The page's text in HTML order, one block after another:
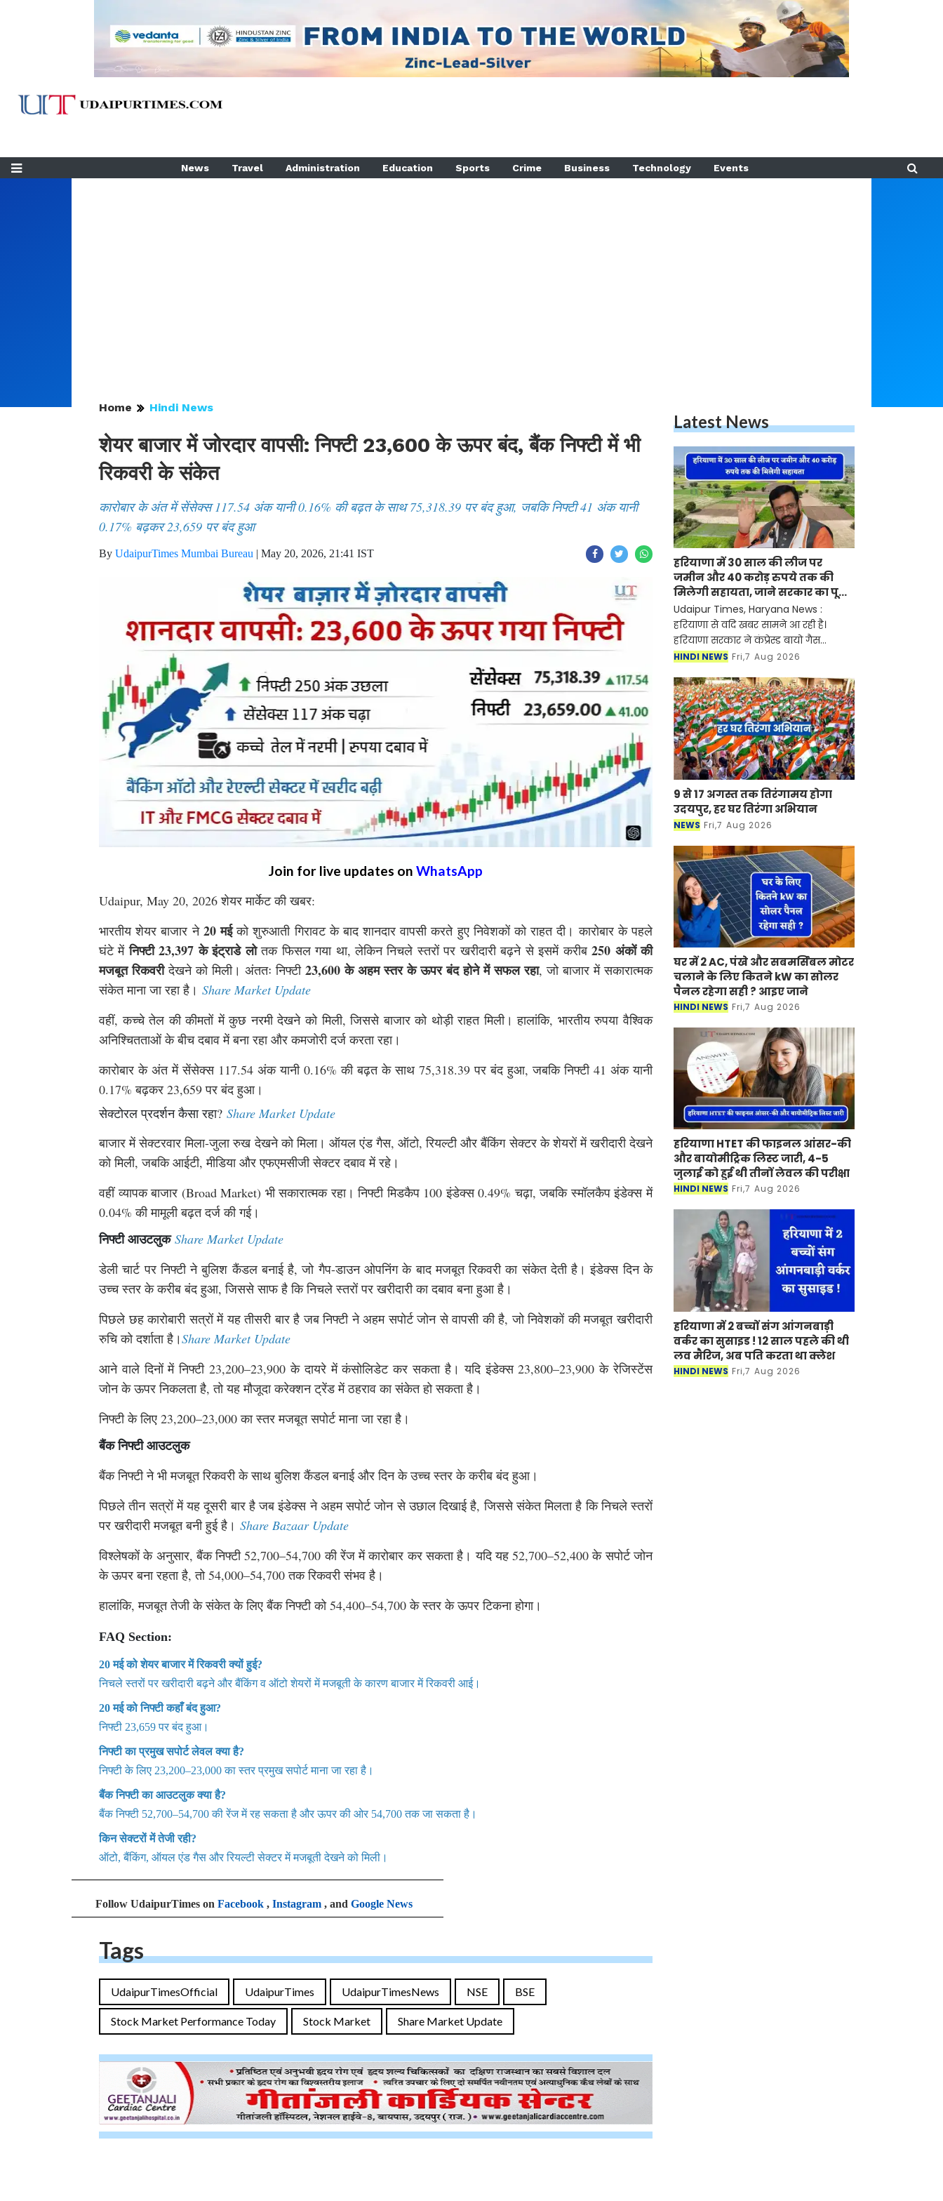
News Travel Administration Education Sports Crime Business Technology Events
Home Hindi News
शेयर बाजार में जोरदार वापसी: निफ्टी 23,600 के ऊपर बंद, बैंक निफ्टी में भी
रिकवरी के संकेत
कारोबार के अंत में सेंसेक्स 117.54 अंक यानी 0.16% की बढ़त के साथ 75,318.39 पर बंद हुआ, जबकि निफ्टी 41 अंक यानी
0.17% बढ़कर 23,659 पर बंद हुआ
By UdaipurTimes Mumbai Bureau | May 20, 2026, 21:41 IST
Join for live updates on WhatsApp
Udaipur, May 20, 2026 शेयर मार्केट की खबर:
भारतीय शेयर बाजार ने 20 मईको शुरुआती गिरावट के बाद शानदार वापसी करते हुए निवेशकों को राहत दी। कारोबार के पहले
घंटे मेंनिफ्टी 23,397 के इंट्राडे लोतक फिसल गया था, लेकिन निचले स्तरों पर खरीदारी बढ़ने से इसमें करीब250 अंकों की
मजबूत रिकवरीदेखने को मिली। अंततः निफ्टी 23,600 के अहम स्तर के ऊपर बंद होने में सफल रहा, जो बाजार में सकारात्मक
संकेत माना जा रहा है। Share Market Update
वहीं, कच्चे तेल की कीमतों में कुछ नरमी देखने को मिली, जिससे बाजार को थोड़ी राहत मिली। हालांकि, भारतीय रुपया वैश्विक
अनिश्चितताओं के बीच दबाव में बना रहा और कमजोरी दर्ज करता रहा।
कारोबार के अंत में सेंसेक्स 117.54 अंक यानी 0.16% की बढ़त के साथ 75,318.39 पर बंद हुआ, जबकि निफ्टी 41 अंक यानी
0.17% बढ़कर 23,659 पर बंद हुआ।
सेक्टोरल प्रदर्शन कैसा रहा? Share Market Update
बाजार में सेक्टरवार मिला-जुला रुख देखने को मिला। ऑयल एंड गैस, ऑटो, रियल्टी और बैंकिंग सेक्टर के शेयरों में खरीदारी देखने
को मिली, जबकि आईटी, मीडिया और एफएमसीजी सेक्टर दबाव में रहे।
वहीं व्यापक बाजार (Broad Market) भी सकारात्मक रहा। निफ्टी मिडकैप 100 इंडेक्स 0.49% चढ़ा, जबकि स्मॉलकैप इंडेक्स में
0.04% की मामूली बढ़त दर्ज की गई।
निफ्टी आउटलुकShare Market Update
डेली चार्ट पर निफ्टी ने बुलिश कैंडल बनाई है, जो गैप-डाउन ओपनिंग के बाद मजबूत रिकवरी का संकेत देती है। इंडेक्स दिन के
उच्च स्तर के करीब बंद हुआ, जिससे साफ है कि निचले स्तरों पर खरीदारी का दबाव बना हुआ है।
पिछले छह कारोबारी सत्रों में यह तीसरी बार है जब निफ्टी ने अहम सपोर्ट जोन से वापसी की है, जो निवेशकों की मजबूत खरीदारी
रुचि को दर्शाता है।Share Market Update
आने वाले दिनों में निफ्टी 23,200–23,900 के दायरे में कंसोलिडेट कर सकता है। यदि इंडेक्स 23,800–23,900 के रेजिस्टेंस
जोन के ऊपर निकलता है, तो यह मौजूदा करेक्शन ट्रेंड में ठहराव का संकेत हो सकता है।
निफ्टी के लिए 23,200–23,000 का स्तर मजबूत सपोर्ट माना जा रहा है।
बैंक निफ्टी आउटलुक
बैंक निफ्टी ने भी मजबूत रिकवरी के साथ बुलिश कैंडल बनाई और दिन के उच्च स्तर के करीब बंद हुआ।
पिछले तीन सत्रों में यह दूसरी बार है जब इंडेक्स ने अहम सपोर्ट जोन से उछाल दिखाई है, जिससे संकेत मिलता है कि निचले स्तरों
पर खरीदारी मजबूत बनी हुई है। Share Bazaar Update
विश्लेषकों के अनुसार, बैंक निफ्टी 52,700–54,700 की रेंज में कारोबार कर सकता है। यदि यह 52,700–52,400 के सपोर्ट जोन
के ऊपर बना रहता है, तो 54,000–54,700 तक रिकवरी संभव है।
हालांकि, मजबूत तेजी के संकेत के लिए बैंक निफ्टी को 54,400–54,700 के स्तर के ऊपर टिकना होगा।
FAQ Section:
20 मई को शेयर बाजार में रिकवरी क्यों हुई?
निचले स्तरों पर खरीदारी बढ़ने और बैंकिंग व ऑटो शेयरों में मजबूती के कारण बाजार में रिकवरी आई।
20 मई को निफ्टी कहाँ बंद हुआ?
निफ्टी 23,659 पर बंद हुआ।
निफ्टी का प्रमुख सपोर्ट लेवल क्या है?
निफ्टी के लिए 23,200–23,000 का स्तर प्रमुख सपोर्ट माना जा रहा है।
बैंक निफ्टी का आउटलुक क्या है?
बैंक निफ्टी 52,700–54,700 की रेंज में रह सकता है और ऊपर की ओर 54,700 तक जा सकता है।
किन सेक्टरों में तेजी रही?
ऑटो, बैंकिंग, ऑयल एंड गैस और रियल्टी सेक्टर में मजबूती देखने को मिली।
Follow UdaipurTimes on Facebook , Instagram , and Google News
Tags
UdaipurTimesOfficial UdaipurTimes UdaipurTimesNews NSE BSE
Stock Market Performance Today Stock Market Share Market Update
Latest News
हरियाणा में 30 साल की लीज पर
जमीन और 40 करोड़ रुपये तक की
मिलेगी सहायता, जाने सरकार का पूरा
प्लान ?
Udaipur Times, Haryana News :
हरियाणा से वदि खबर सामने आ रही है।
हरियाणा सरकार ने कंप्रेस्ड बायो गैस
(सीबीजी) उत्पादन को बढ़ावा देने को
मसौदा तैयार किया है। प्र
HINDI NEWS Fri,7 Aug 2026
9 से 17 अगस्त तक तिरंगामय होगा
उदयपुर, हर घर तिरंगा अभियान
NEWS Fri,7 Aug 2026
घर में 2 AC, पंखे और सबमर्सिबल मोटर
चलाने के लिए कितने kW का सोलर
पैनल रहेगा सही ? आइए जाने
HINDI NEWS Fri,7 Aug 2026
हरियाणा HTET की फाइनल आंसर-की
और बायोमीट्रिक लिस्ट जारी, 4-5
जुलाई को हुई थी तीनों लेवल की परीक्षा
HINDI NEWS Fri,7 Aug 2026
हरियाणा में 2 बच्चों संग आंगनबाड़ी
वर्कर का सुसाइड ! 12 साल पहले की थी
लव मैरिज, अब पति करता था क्लेश
HINDI NEWS Fri,7 Aug 2026